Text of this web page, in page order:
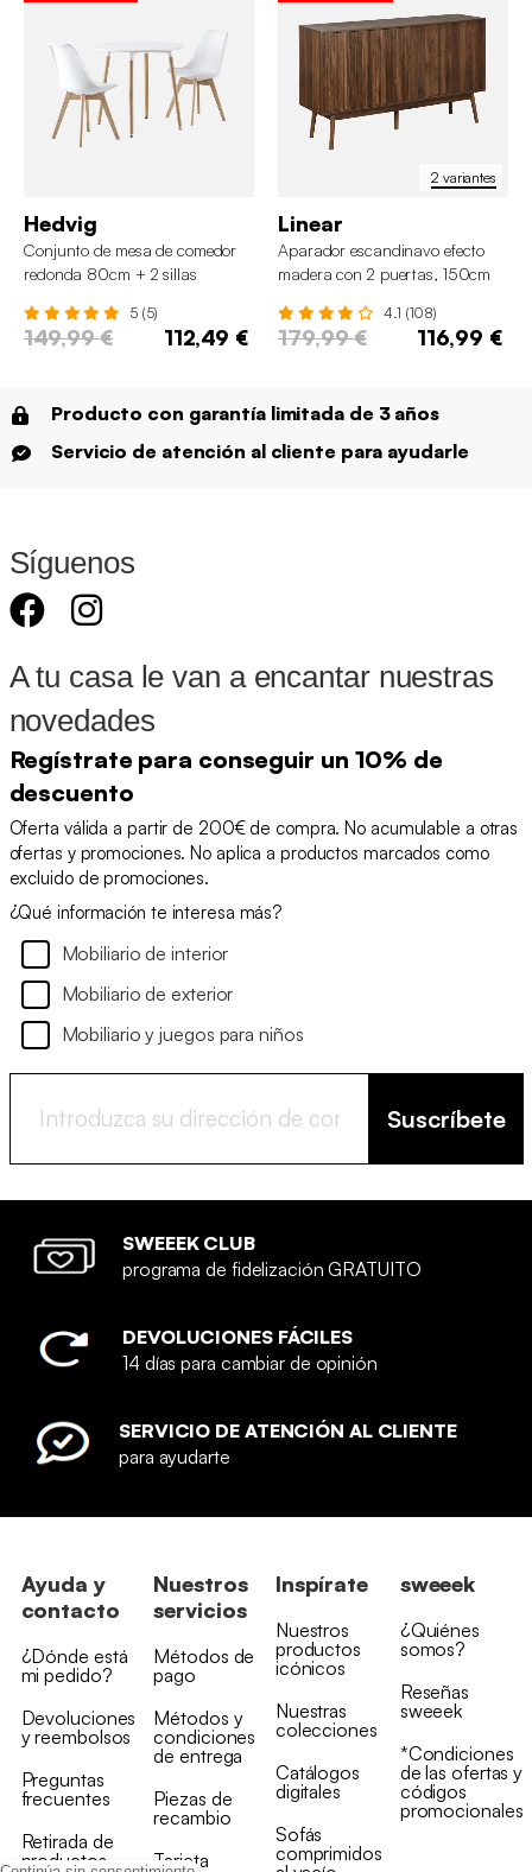
Hedvig
Conjunto de mesa de comedor
redonda 80cm + 2 sillas
5 (5)
149,99 € 112,49 €
2 variantes
Linear
Aparador escandinavo efecto
madera con 2 puertas, 150cm
4.1 (108)
179,99 € 116,99 €
Producto con garantía limitada de 3 años
Servicio de atención al cliente para ayudarle
Síguenos
A tu casa le van a encantar nuestras
novedades
Regístrate para conseguir un 10% de
descuento
Oferta válida a partir de 200€ de compra. No acumulable a otras
ofertas y promociones. No aplica a productos marcados como
excluido de promociones.
¿Qué información te interesa más?
Mobiliario de interior
Mobiliario de exterior
Mobiliario y juegos para niños
Suscríbete
SWEEEK CLUB
programa de fidelización GRATUITO
DEVOLUCIONES FÁCILES
14 días para cambiar de opinión
SERVICIO DE ATENCIÓN AL CLIENTE
para ayudarte
Ayuda y
contacto
¿Dónde está
mi pedido?
Devoluciones
y reembolsos
Preguntas
frecuentes
Retirada de
productos
Nuestros
servicios
Métodos de
pago
Métodos y
condiciones
de entrega
Piezas de
recambio
Tarjeta
Inspírate
Nuestros
productos
icónicos
Nuestras
colecciones
Catálogos
digitales
Sofás
comprimidos
sweeek
¿Quiénes
somos?
Reseñas
sweeek
*Condiciones
de las ofertas y
códigos
promocionales